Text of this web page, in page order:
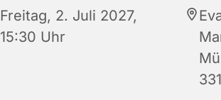
Freitag, 2. Juli 2027,
15:30 Uhr